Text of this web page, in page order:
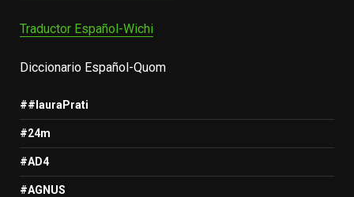
Traductor Español-Wichi
Diccionario Español-Quom
##lauraPrati
#24m
#AD4
#AGNUS